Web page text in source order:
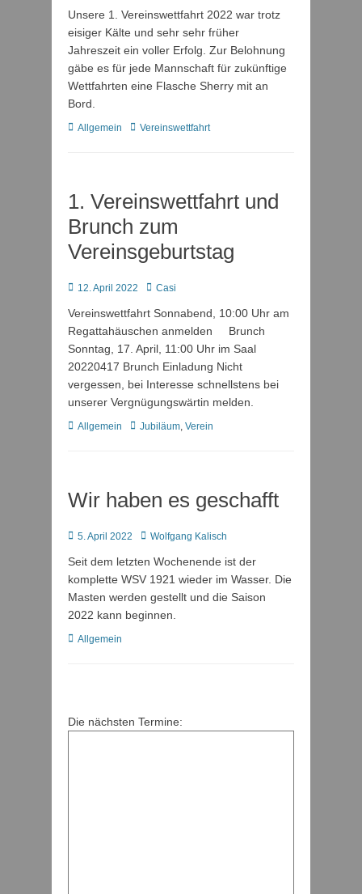
Unsere 1. Vereinswettfahrt 2022 war trotz
eisiger Kälte und sehr sehr früher
Jahreszeit ein voller Erfolg. Zur Belohnung
gäbe es für jede Mannschaft für zukünftige
Wettfahrten eine Flasche Sherry mit an
Bord.
Kategorien
Allgemein Schlagworte
Vereinswettfahrt
1. Vereinswettfahrt und
Brunch zum
Vereinsgeburtstag
Posted
12. April 2022 Autor
Casi
Vereinswettfahrt Sonnabend, 10:00 Uhr am
Regattahäuschen anmelden Brunch
Sonntag, 17. April, 11:00 Uhr im Saal
20220417 Brunch Einladung Nicht
vergessen, bei Interesse schnellstens bei
unserer Vergnügungswärtin melden.
Kategorien
Allgemein Schlagworte
Jubiläum, Verein
Wir haben es geschafft
Posted
5. April 2022 Autor
Wolfgang Kalisch
Seit dem letzten Wochenende ist der
komplette WSV 1921 wieder im Wasser. Die
Masten werden gestellt und die Saison
2022 kann beginnen.
Kategorien
Allgemein
Die nächsten Termine: